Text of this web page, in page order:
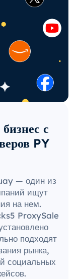
с
PY
— один из
ищут
на нем.
ProxySale
подходят
рынка,
социальных